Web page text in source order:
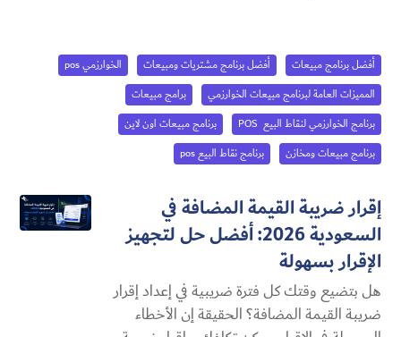
أفضل برنامج مبيعات أفضل برنامج مشتريات ومبيعات
الخوارزمي pos
المميزات العامة لبرنامج مبيعات الخوارزمي
برامج مبيعات
برنامج الخوارزمي لنقاط البيع POS
برنامج مبيعات اون لاين
برنامج مبيعات ومخازن
برنامج نقاط البيع pos
إقرار ضريبة القيمة المضافة في
السعودية 2026: أفضل حل لتجهيز
الإقرار بسهولة
هل بتضيع وقتك كل فترة ضريبية في إعداد إقرار
ضريبة القيمة المضافة؟ الحقيقة إن الأخطاء